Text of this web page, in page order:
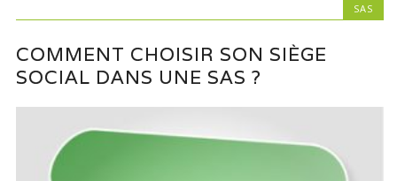
SAS
COMMENT CHOISIR SON SIÈGE
SOCIAL DANS UNE SAS ?